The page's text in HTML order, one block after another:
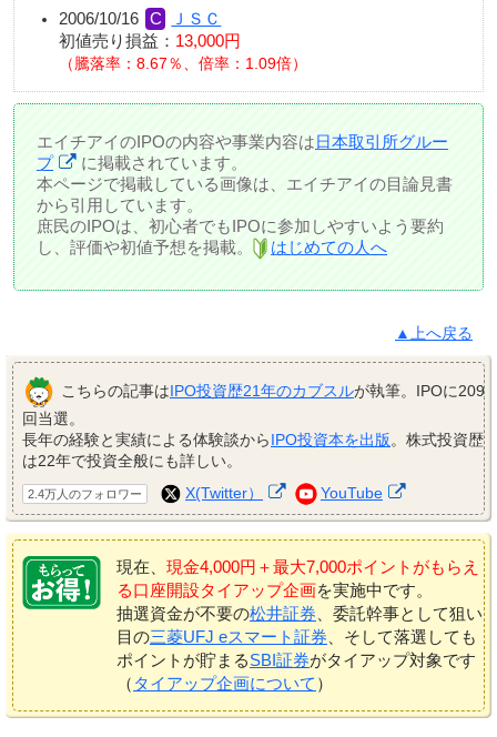
2006/10/16
ＪＳＣ
初値売り損益： 13,000円
騰落率：8.67％、倍率：1.09倍
エイチアイのIPOの内容や事業内容は日本取引所グルー
プ
に掲載されています。
本ページで掲載している画像は、エイチアイの目論見書
から引用しています。
庶民のIPOは、初心者でもIPOに参加しやすいよう要約
し、評価や初値予想を掲載。
はじめての人へ
▲上へ戻る
こちらの記事はIPO投資歴21年のカブスルが執筆。IPOに209
回当選。
長年の経験と実績による体験談からIPO投資本を出版。株式投資歴
は22年で投資全般にも詳しい。
2.4万人のフォロワー X(Twitter） YouTube
現在、 現金4,000円＋最大7,000ポイントがもらえ
る口座開設タイアップ企画を実施中です。
抽選資金が不要の松井証券 、委託幹事として狙い
目の三菱UFJ eスマート証券 、そして落選しても
ポイントが貯まるSBI証券がタイアップ対象です
（ タイアップ企画について ）